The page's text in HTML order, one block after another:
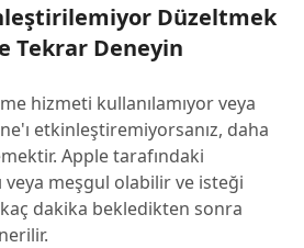
Düzeltmek
Tekrar Deneyin
hizmeti kullanılamıyor veya
etkinleştiremiyorsanız, daha
Apple tarafındaki
veya meşgul olabilir ve isteği
dakika bekledikten sonra